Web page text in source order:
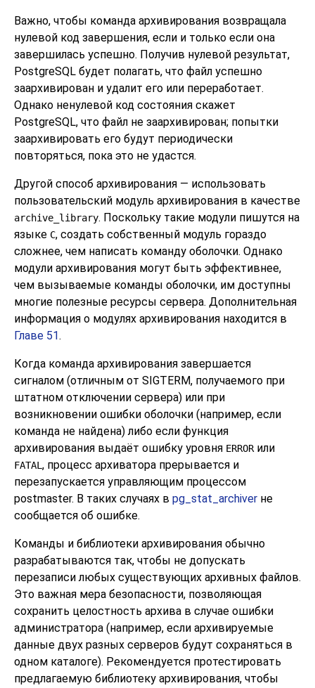
Важно, чтобы команда архивирования возвращала
нулевой код завершения, если и только если она
завершилась успешно. Получив нулевой результат,
PostgreSQL будет полагать, что файл успешно
заархивирован и удалит его или переработает.
Однако ненулевой код состояния скажет
PostgreSQL, что файл не заархивирован; попытки
заархивировать его будут периодически
повторяться, пока это не удастся.
Другой способ архивирования — использовать
пользовательский модуль архивирования в качестве
archive_library. Поскольку такие модули пишутся на
языке C, создать собственный модуль гораздо
сложнее, чем написать команду оболочки. Однако
модули архивирования могут быть эффективнее,
чем вызываемые команды оболочки, им доступны
многие полезные ресурсы сервера. Дополнительная
информация о модулях архивирования находится в
Главе 51.
Когда команда архивирования завершается
сигналом (отличным от SIGTERM, получаемого при
штатном отключении сервера) или при
возникновении ошибки оболочки (например, если
команда не найдена) либо если функция
архивирования выдаёт ошибку уровня ERRORили
FATAL , процесс архиватора прерывается и
перезапускается управляющим процессом
postmaster. В таких случаях в pg_stat_archiver не
сообщается об ошибке.
Команды и библиотеки архивирования обычно
разрабатываются так, чтобы не допускать
перезаписи любых существующих архивных файлов.
Это важная мера безопасности, позволяющая
сохранить целостность архива в случае ошибки
администратора (например, если архивируемые
данные двух разных серверов будут сохраняться в
одном каталоге). Рекомендуется протестировать
предлагаемую библиотеку архивирования, чтобы